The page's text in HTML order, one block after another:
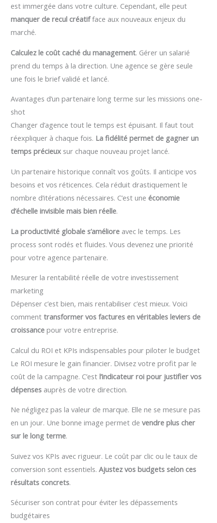
est immergée dans votre culture. Cependant, elle peut
manquer de recul créatifface aux nouveaux enjeux du
marché.
Calculez le coût caché du management. Gérer un salarié
prend du temps à la direction. Une agence se gère seule
une fois le brief validé et lancé.
Avantages d’un partenaire long terme sur les missions one-
shot
Changer d’agence tout le temps est épuisant. Il faut tout
réexpliquer à chaque fois. La fidélité permet de gagner un
temps précieux sur chaque nouveau projet lancé.
Un partenaire historique connaît vos goûts. Il anticipe vos
besoins et vos réticences. Cela réduit drastiquement le
nombre d’itérations nécessaires. C’est une économie
d’échelle invisible mais bien réelle.
La productivité globale s’améliore avec le temps. Les
process sont rodés et fluides. Vous devenez une priorité
pour votre agence partenaire.
Mesurer la rentabilité réelle de votre investissement
marketing
Dépenser c’est bien, mais rentabiliser c’est mieux. Voici
commenttransformer vos factures en véritables leviers de
croissance pour votre entreprise.
Calcul du ROI et KPIs indispensables pour piloter le budget
Le ROI mesure le gain financier. Divisez votre profit par le
coût de la campagne. C’estl’indicateur roi pour justifier vos
dépenses auprès de votre direction.
Ne négligez pas la valeur de marque. Elle ne se mesure pas
en un jour. Une bonne image permet devendre plus cher
sur le long terme.
Suivez vos KPIs avec rigueur. Le coût par clic ou le taux de
conversion sont essentiels.Ajustez vos budgets selon ces
résultats concrets.
Sécuriser son contrat pour éviter les dépassements
budgétaires